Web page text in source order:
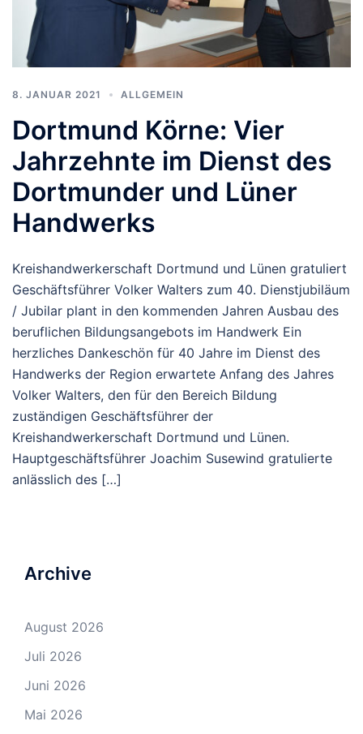
8. JANUAR 2021 ALLGEMEIN
Dortmund Körne: Vier
Jahrzehnte im Dienst des
Dortmunder und Lüner
Handwerks
Kreishandwerkerschaft Dortmund und Lünen gratuliert
Geschäftsführer Volker Walters zum 40. Dienstjubiläum
/ Jubilar plant in den kommenden Jahren Ausbau des
beruflichen Bildungsangebots im Handwerk Ein
herzliches Dankeschön für 40 Jahre im Dienst des
Handwerks der Region erwartete Anfang des Jahres
Volker Walters, den für den Bereich Bildung
zuständigen Geschäftsführer der
Kreishandwerkerschaft Dortmund und Lünen.
Hauptgeschäftsführer Joachim Susewind gratulierte
anlässlich des […]
Archive
August 2026
Juli 2026
Juni 2026
Mai 2026